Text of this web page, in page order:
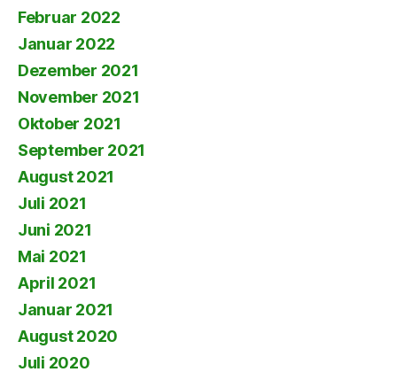
Februar 2022
Januar 2022
Dezember 2021
November 2021
Oktober 2021
September 2021
August 2021
Juli 2021
Juni 2021
Mai 2021
April 2021
Januar 2021
August 2020
Juli 2020